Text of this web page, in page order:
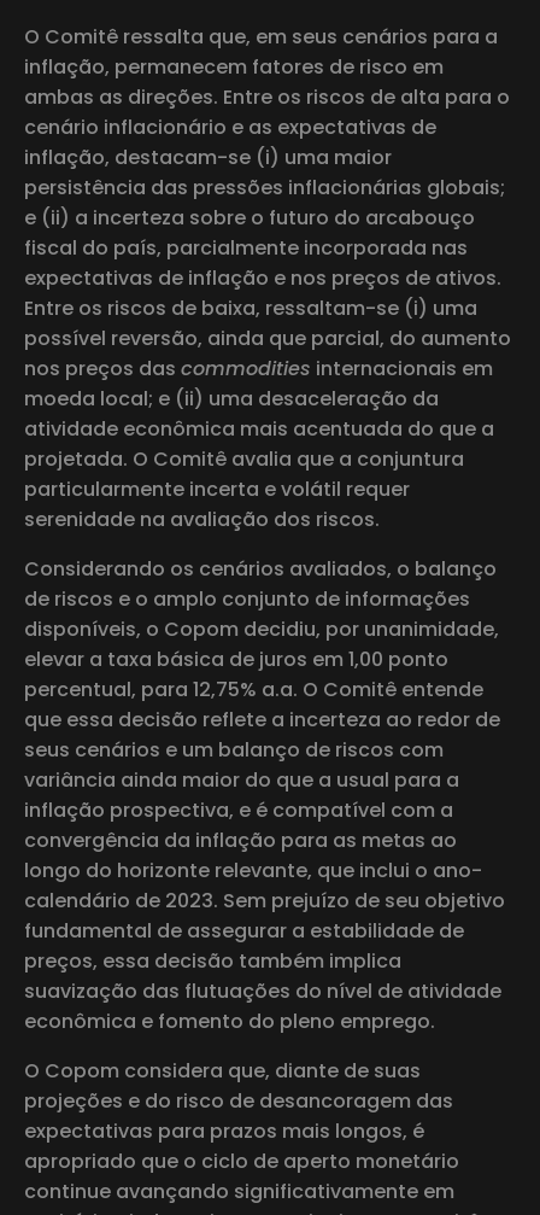
O Comitê ressalta que, em seus cenários para a
inflação, permanecem fatores de risco em
ambas as direções. Entre os riscos de alta para o
cenário inflacionário e as expectativas de
inflação, destacam-se (i) uma maior
persistência das pressões inflacionárias globais;
e (ii) a incerteza sobre o futuro do arcabouço
fiscal do país, parcialmente incorporada nas
expectativas de inflação e nos preços de ativos.
Entre os riscos de baixa, ressaltam-se (i) uma
possível reversão, ainda que parcial, do aumento
nos preços das commodities internacionais em
moeda local; e (ii) uma desaceleração da
atividade econômica mais acentuada do que a
projetada. O Comitê avalia que a conjuntura
particularmente incerta e volátil requer
serenidade na avaliação dos riscos.
Considerando os cenários avaliados, o balanço
de riscos e o amplo conjunto de informações
disponíveis, o Copom decidiu, por unanimidade,
elevar a taxa básica de juros em 1,00 ponto
percentual, para 12,75% a.a. O Comitê entende
que essa decisão reflete a incerteza ao redor de
seus cenários e um balanço de riscos com
variância ainda maior do que a usual para a
inflação prospectiva, e é compatível com a
convergência da inflação para as metas ao
longo do horizonte relevante, que inclui o ano-
calendário de 2023. Sem prejuízo de seu objetivo
fundamental de assegurar a estabilidade de
preços, essa decisão também implica
suavização das flutuações do nível de atividade
econômica e fomento do pleno emprego.
O Copom considera que, diante de suas
projeções e do risco de desancoragem das
expectativas para prazos mais longos, é
apropriado que o ciclo de aperto monetário
continue avançando significativamente em